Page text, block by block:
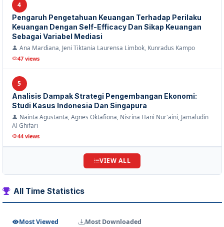
4
Pengaruh Pengetahuan Keuangan Terhadap Perilaku
Keuangan Dengan Self-Efficacy Dan Sikap Keuangan
Sebagai Variabel Mediasi
Ana Mardiana, Jeni Tiktania Laurensa Limbok, Kunradus Kampo
47 views
5
Analisis Dampak Strategi Pengembangan Ekonomi:
Studi Kasus Indonesia Dan Singapura
Nainta Agustanta, Agnes Oktafiona, Nisrina Hani Nur'aini, Jamaludin
Al Ghifari
44 views
VIEW ALL
All Time Statistics
Most Viewed Most Downloaded